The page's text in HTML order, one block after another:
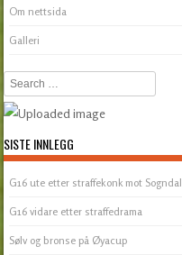
Om nettsida
Galleri
Search
SISTE INNLEGG
G16 ute etter straffekonk mot Sogndal
G16 vidare etter straffedrama
Sølv og bronse på Øyacup